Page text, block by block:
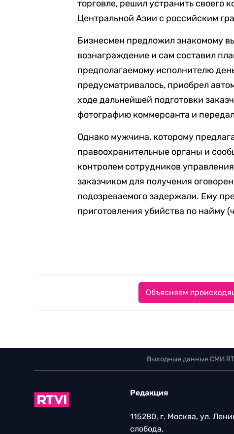
торговле, решил устранить своего
Центральной Азии с российским
Бизнесмен предложил знакомому
вознаграждение и сам составил
предполагаемому исполнителю
предусматривалось, приобрел
ходе дальнейшей подготовки
фотографию коммерсанта и
Однако мужчина, которому
правоохранительные органы и
контролем сотрудников
заказчиком для получения
подозреваемого задержали. Ему
приготовления убийства по найму
Объясняем
Выходные данные СМИ
Редакция
115280, г. Москва, ул.
слобода,